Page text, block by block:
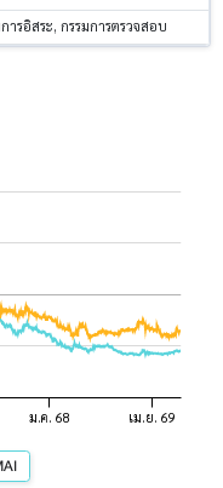
ารอิสระ, กรรมการตรวจสอบ